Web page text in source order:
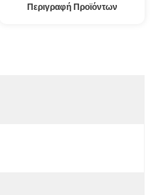
Περιγραφή Προϊόντων